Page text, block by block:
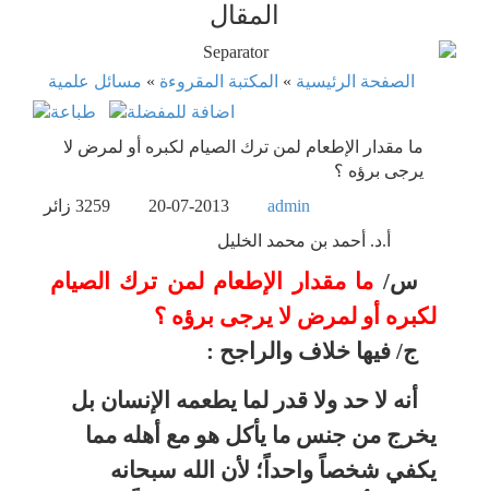
المقال
الصفحة الرئيسية » المكتبة المقروءة » مسائل علمية
ما مقدار الإطعام لمن ترك الصيام لكبره أو لمرض لا
يرجى برؤه ؟
3259 زائر 20-07-2013
admin
أ.د. أحمد بن محمد الخليل
س/ ما مقدار الإطعام لمن ترك الصيام
لكبره أو لمرض لا يرجى برؤه ؟
ج/ فيها خلاف والراجح :
أنه لا حد ولا قدر لما يطعمه الإنسان بل
يخرج من جنس ما يأكل هو مع أهله مما
يكفي شخصاً واحداً؛ لأن الله سبحانه